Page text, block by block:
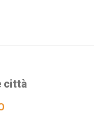
città